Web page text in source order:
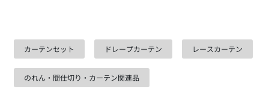
カーテンセット ドレープカーテン レースカーテン
のれん・間仕切り・カーテン関連品